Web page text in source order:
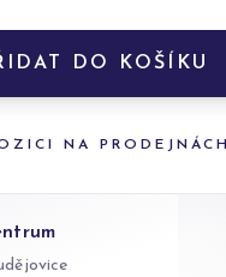
DO KOŠÍKU
NA PRODEJNÁCH